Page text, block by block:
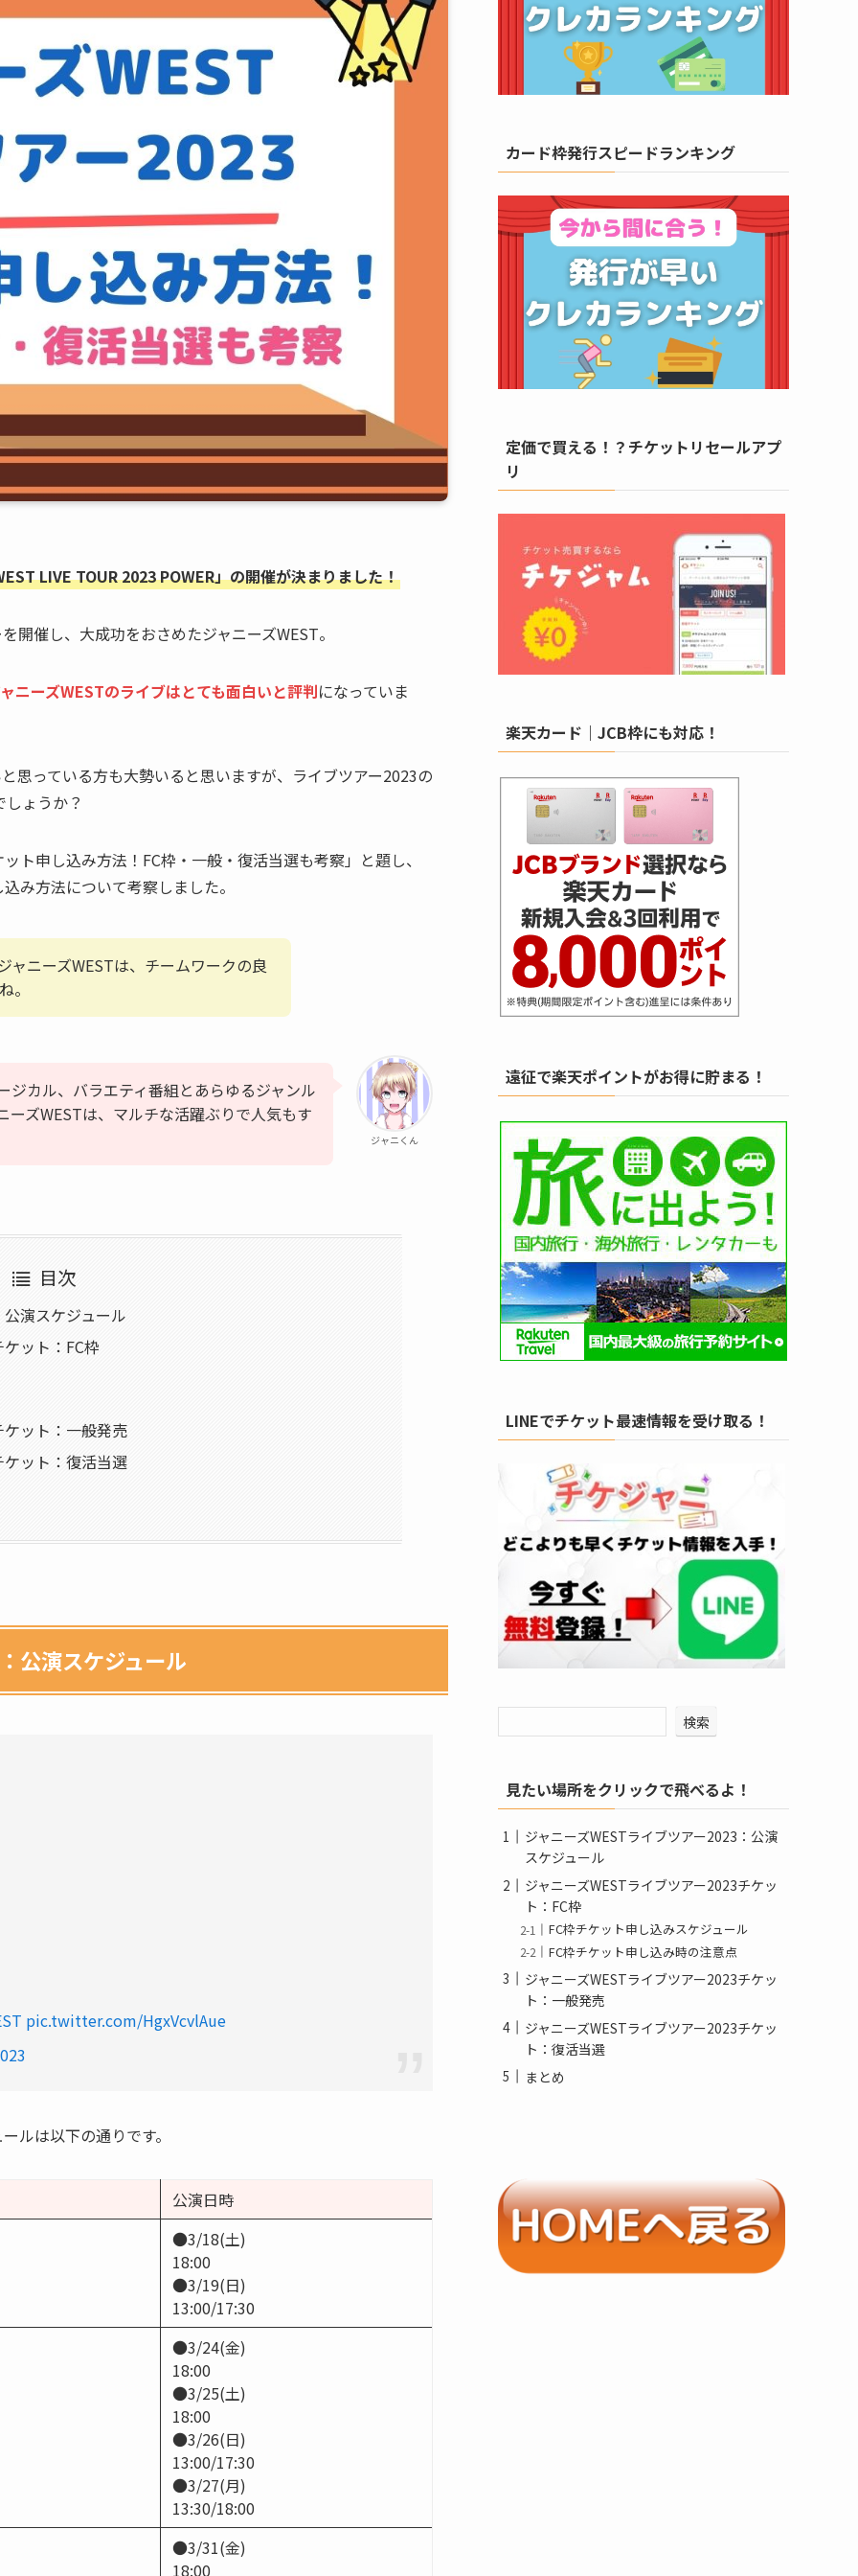
LIVE TOUR 2023 POWER」の開催が決まりました！
開催し、大成功をおさめたジャニーズWEST。
ニーズWESTのライブはとても面白いと評判になっていま
思っている方も大勢いると思いますが、ライブツアー2023の
ょうか？
ト申し込み方法！FC枠・一般・復活当選も考察」と題し、
み方法について考察しました。
ャニーズWESTは、チームワークの良
。
ジャニくん
ジカル、バラエティ番組とあらゆるジャンル
ーズWESTは、マルチな活躍ぶりで人気もす
目次
演スケジュール
ット：FC枠
ット：一般発売
ット：復活当選
公演スケジュール
pic.twitter.com/HgxVcvlAue
ルは以下の通りです。
公演日時
●3/18(土)
18:00
●3/19(日)
13:00/17:30
●3/24(金)
18:00
●3/25(土)
18:00
●3/26(日)
13:00/17:30
●3/27(月)
13:30/18:00
●3/31(金)
18:00
カード枠発行スピードランキング
定価で買える！？チケットリセールアプ
リ
楽天カード｜JCB枠にも対応！
遠征で楽天ポイントがお得に貯まる！
LINEでチケット最速情報を受け取る！
検索
見たい場所をクリックで飛べるよ！
ジャニーズWESTライブツアー2023：公演
スケジュール
ジャニーズWESTライブツアー2023チケッ
ト：FC枠
FC枠チケット申し込みスケジュール
FC枠チケット申し込み時の注意点
ジャニーズWESTライブツアー2023チケッ
ト：一般発売
ジャニーズWESTライブツアー2023チケッ
ト：復活当選
まとめ